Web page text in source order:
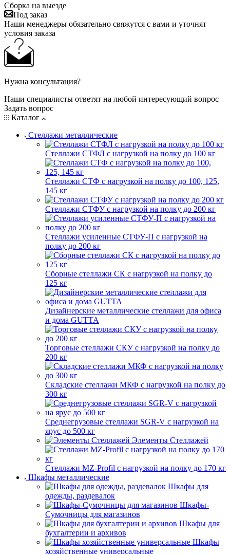
Сборка на выезде
Под заказ
Наши менеджеры обязательно свяжутся с вами и уточнят
условия заказа
Нужна консультация?
Наши специалисты ответят на любой интересующий вопрос
Задать вопрос
Каталог
Стеллажи металлические
Стеллажи СТФЛ с нагрузкой на полку до 100 кг
Стеллажи СТФ с нагрузкой на полку до 100, 125,
145 кг
Стеллажи СТФУ с нагрузкой на полку до 200 кг
Стеллажи усиленные СТФУ-П с нагрузкой на
полку до 200 кг
Сборные стеллажи СК с нагрузкой на полку до
125 кг
Дизайнерские металлические стеллажи для офиса
и дома GUTTA
Торговые стеллажи СКУ с нагрузкой на полку до
200 кг
Складские стеллажи МКФ с нагрузкой на полку до
300 кг
Среднегрузовые стеллажи SGR-V с нагрузкой на
ярус до 500 кг
Элементы Стеллажей
Стеллажи MZ-Profil с нагрузкой на полку до 170 кг
Шкафы металлические
Шкафы для
одежды, раздевалок
Шкафы-
Сумочницы для магазинов
Шкафы для
бухгалтерии и архивов
Шкафы
хозяйственные универсальные